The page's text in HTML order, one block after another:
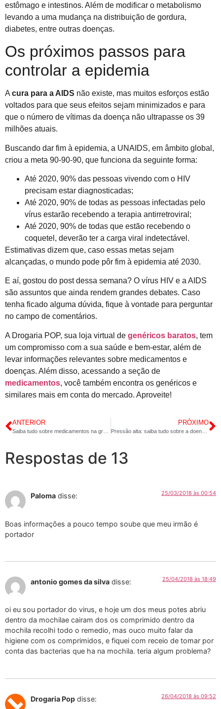
estômago e intestinos. Além de modificar o metabolismo
levando a uma mudança na distribuição de gordura,
diabetes, entre outras doenças.
Os próximos passos para
controlar a epidemia
A cura para a AIDS não existe, mas muitos esforços estão
voltados para que seus efeitos sejam minimizados e para
que o número de vítimas da doença não ultrapasse os 39
milhões atuais.
Buscando dar fim à epidemia, a UNAIDS, em âmbito global,
criou a meta 90-90-90, que funciona da seguinte forma:
Até 2020, 90% das pessoas vivendo com o HIV
precisam estar diagnosticadas;
Até 2020, 90% de todas as pessoas infectadas pelo
vírus estarão recebendo a terapia antirretroviral;
Até 2020, 90% de todas que estão recebendo o
coquetel, deverão ter a carga viral indetectável.
Estimativas dizem que, caso essas metas sejam
alcançadas, o mundo pode pôr fim à epidemia até 2030.
E aí, gostou do post dessa semana? O vírus HIV e a AIDS
são assuntos que ainda rendem grandes debates. Caso
tenha ficado alguma dúvida, fique à vontade para perguntar
no campo de comentários.
A Drogaria POP, sua loja virtual de genéricos baratos, tem
um compromisso com a sua saúde e bem-estar, além de
levar informações relevantes sobre medicamentos e
doenças. Além disso, acessando a seção de
medicamentos, você também encontra os genéricos e
similares mais em conta do mercado. Aproveite!
ANTERIOR PRÓXIMO
Pressão alta: saiba tudo sobre a doença que atinge boa parte dos brasileiros
Respostas de 13
Paloma disse: 25/03/2018 às 00:54
Boas informações a pouco tempo soube que meu irmão é
portador
antonio gomes da silva disse: 25/04/2018 às 18:49
oi eu sou portador do virus, e hoje um dos meus potes abriu
dentro da mochilae cairam dos os comprimido dentro da
mochila recolhi todo o remedio, mas ouco muito falar da
higiene com os comprimidos, e fiquei com receio de tomar por
conta das bacterias que ha na mochila. teria algum problema?
Drogaria Pop disse: 26/04/2018 às 09:52